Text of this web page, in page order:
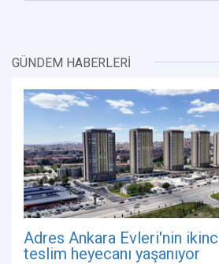
GÜNDEM HABERLERİ
Adres Ankara Evleri'nin
teslim heyecanı yaşanıyor